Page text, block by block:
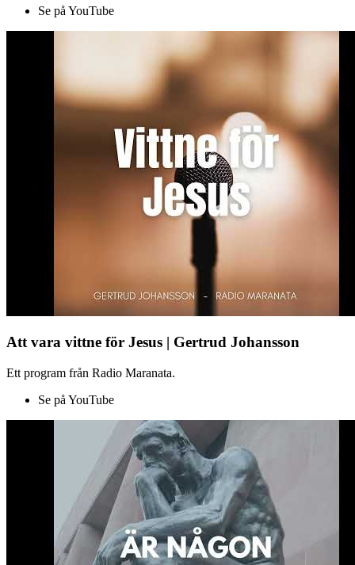
Se på YouTube
Att vara vittne för Jesus | Gertrud Johansson
Ett program från Radio Maranata.
Se på YouTube